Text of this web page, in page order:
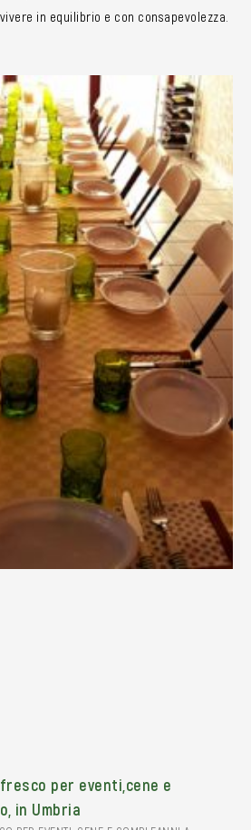
in equilibrio e con consapevolezza.
per eventi,cene e
in Umbria